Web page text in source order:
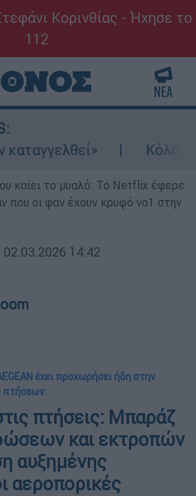
Κορινθίας - Ήχησε το
112
Κόλαφος
καίει το μυαλό: Το Netflix έφερε
που οι φαν έχουν κρυφό νο1 στην
02.03.2026 14:42
έχει προχωρήσει ήδη στην
πτήσεις: Μπαράζ
και εκτροπών
αυξημένης
αεροπορικές